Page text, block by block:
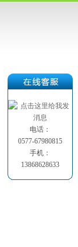
电话：
0577-67980815
手机：
13868628633